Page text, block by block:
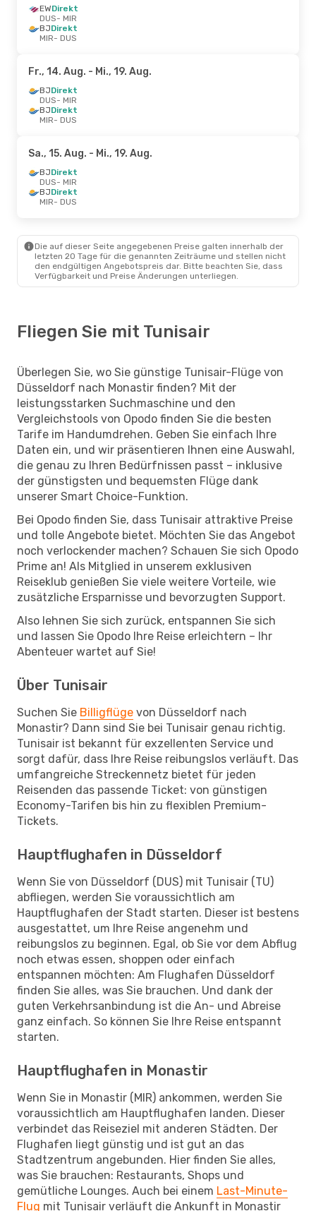
EWDirekt
DUS- MIR
BJDirekt
MIR- DUS
Fr., 14. Aug. - Mi., 19. Aug.
BJDirekt
DUS- MIR
BJDirekt
MIR- DUS
Sa., 15. Aug. - Mi., 19. Aug.
BJDirekt
DUS- MIR
BJDirekt
MIR- DUS
Die auf dieser Seite angegebenen Preise galten innerhalb der
letzten 20 Tage für die genannten Zeiträume und stellen nicht
den endgültigen Angebotspreis dar. Bitte beachten Sie, dass
Verfügbarkeit und Preise Änderungen unterliegen.
Fliegen Sie mit Tunisair
Überlegen Sie, wo Sie günstige Tunisair-Flüge von
Düsseldorf nach Monastir finden? Mit der
leistungsstarken Suchmaschine und den
Vergleichstools von Opodo finden Sie die besten
Tarife im Handumdrehen. Geben Sie einfach Ihre
Daten ein, und wir präsentieren Ihnen eine Auswahl,
die genau zu Ihren Bedürfnissen passt – inklusive
der günstigsten und bequemsten Flüge dank
unserer Smart Choice-Funktion.
Bei Opodo finden Sie, dass Tunisair attraktive Preise
und tolle Angebote bietet. Möchten Sie das Angebot
noch verlockender machen? Schauen Sie sich Opodo
Prime an! Als Mitglied in unserem exklusiven
Reiseklub genießen Sie viele weitere Vorteile, wie
zusätzliche Ersparnisse und bevorzugten Support.
Also lehnen Sie sich zurück, entspannen Sie sich
und lassen Sie Opodo Ihre Reise erleichtern – Ihr
Abenteuer wartet auf Sie!
Über Tunisair
Suchen Sie Billigflüge von Düsseldorf nach
Monastir? Dann sind Sie bei Tunisair genau richtig.
Tunisair ist bekannt für exzellenten Service und
sorgt dafür, dass Ihre Reise reibungslos verläuft. Das
umfangreiche Streckennetz bietet für jeden
Reisenden das passende Ticket: von günstigen
Economy-Tarifen bis hin zu flexiblen Premium-
Tickets.
Hauptflughafen in Düsseldorf
Wenn Sie von Düsseldorf (DUS) mit Tunisair (TU)
abfliegen, werden Sie voraussichtlich am
Hauptflughafen der Stadt starten. Dieser ist bestens
ausgestattet, um Ihre Reise angenehm und
reibungslos zu beginnen. Egal, ob Sie vor dem Abflug
noch etwas essen, shoppen oder einfach
entspannen möchten: Am Flughafen Düsseldorf
finden Sie alles, was Sie brauchen. Und dank der
guten Verkehrsanbindung ist die An- und Abreise
ganz einfach. So können Sie Ihre Reise entspannt
starten.
Hauptflughafen in Monastir
Wenn Sie in Monastir (MIR) ankommen, werden Sie
voraussichtlich am Hauptflughafen landen. Dieser
verbindet das Reiseziel mit anderen Städten. Der
Flughafen liegt günstig und ist gut an das
Stadtzentrum angebunden. Hier finden Sie alles,
was Sie brauchen: Restaurants, Shops und
gemütliche Lounges. Auch bei einem Last-Minute-
Flug mit Tunisair verläuft die Ankunft in Monastir